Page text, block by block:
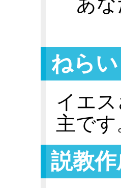
ねらい
イエ
主です
説教